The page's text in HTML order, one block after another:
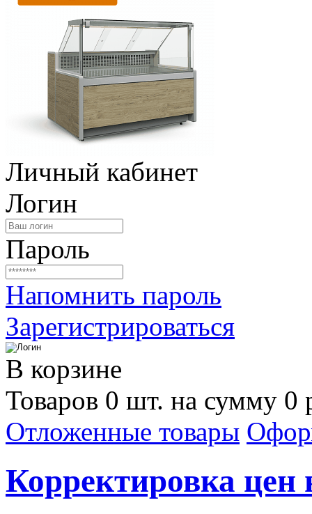
Личный кабинет
Логин
Пароль
Напомнить пароль
Зарегистрироваться
В корзине
Товаров 0 шт. на сумму 0
Отложенные товары
Корректировка цен